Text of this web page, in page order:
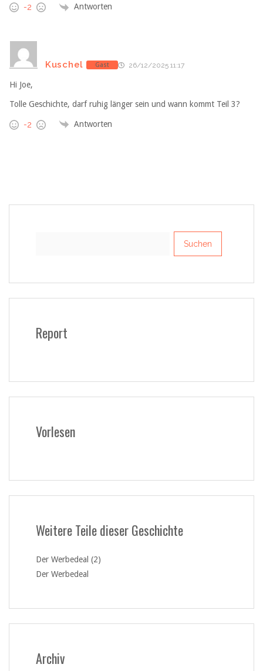
-2 Antworten
Kuschel Gast 26/12/2025 11:17
Hi Joe,
Tolle Geschichte, darf ruhig länger sein und wann kommt Teil 3?
-2 Antworten
Report
Vorlesen
Weitere Teile dieser Geschichte
Der Werbedeal (2)
Der Werbedeal
Archiv